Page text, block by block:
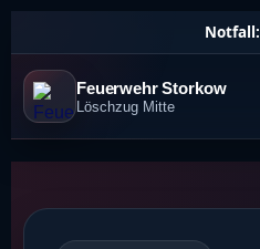
Notfall:
Feuerwehr Storkow
Löschzug Mitte